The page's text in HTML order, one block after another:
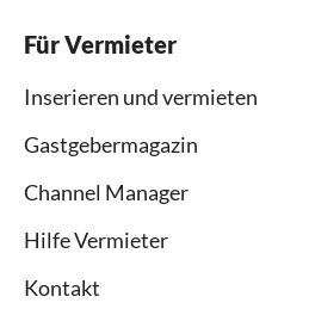
Für Vermieter
Inserieren und vermieten
Gastgebermagazin
Channel Manager
Hilfe Vermieter
Kontakt